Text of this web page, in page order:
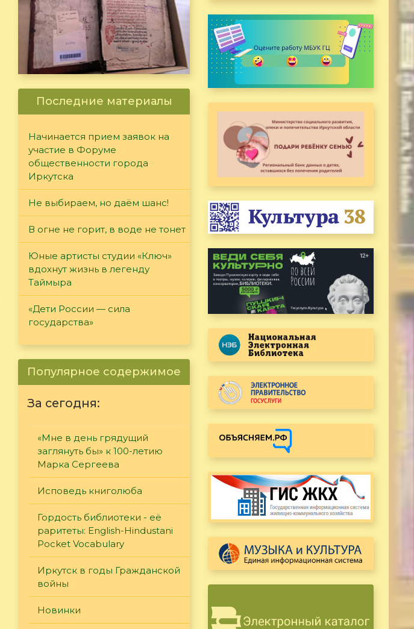
Последние материалы
Начинается прием заявок на
участие в Форуме
общественности города
Иркутска
Не выбираем, но даём шанс!
В огне не горит, в воде не тонет
Юные артисты студии «Ключ»
вдохнут жизнь в легенду
Таймыра
«Дети России — сила
государства»
Популярное содержимое
За сегодня:
«Мне в день грядущий
заглянуть бы» к 100-летию
Марка Сергеева
Исповедь книголюба
Гордость библиотеки - её
раритеты: English-Hindustani
Pocket Vocabulary
Иркутск в годы Гражданской
войны
Новинки